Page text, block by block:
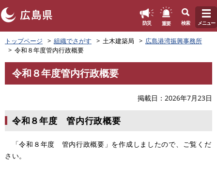
ペ
ー
の
頭
。
防災 重要 検索 メニュー
トップページ 組織でさがす 土木建築局
広島港湾振興事務所
令和８年度管内行政概要
文
令和８年度管内行政概要
掲載日 2026年7月23日
令和８年度 管内行政概要
「令和８年度 管内行政概要」を作成しましたので、ご覧くだ
さい。